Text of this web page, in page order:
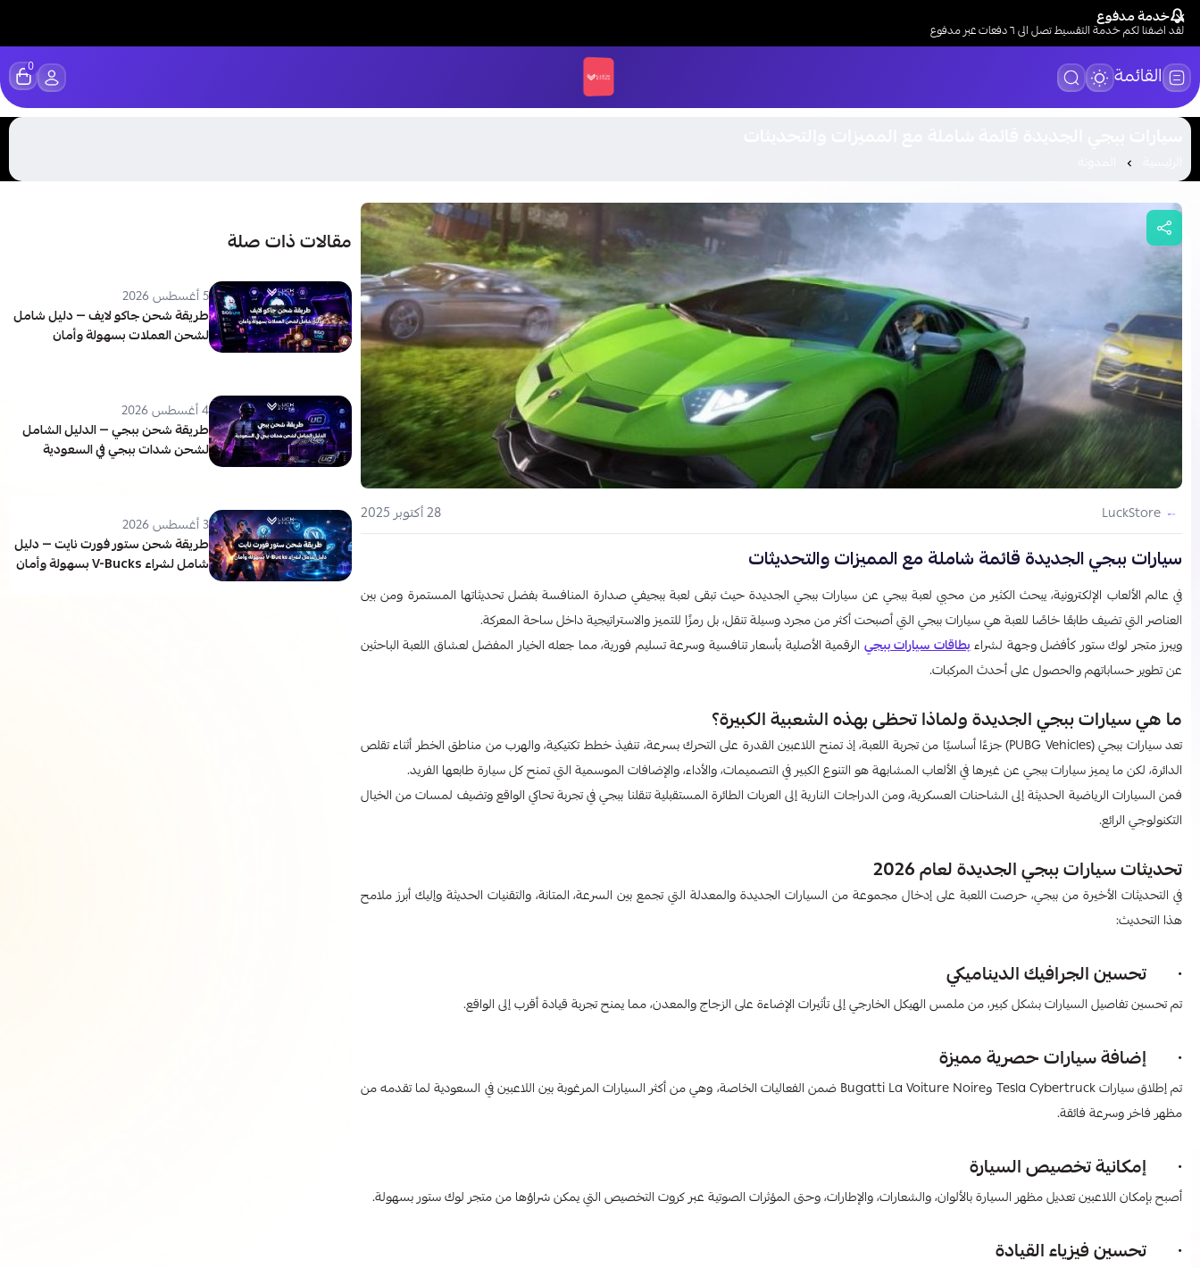
خدمة مدفوع
لقد اضفنا لكم خدمة التقسيط تصل الى ٦ دفعات عبر مدفوع
القائمة LUCK STORE
0
LuckStore 28 أكتوبر 2025
سيارات ببجي الجديدة قائمة شاملة مع المميزات والتحديثات
في عالم الألعاب الإلكترونية، يبحث الكثير من محبي لعبة ببجي عن سيارات ببجي الجديدة حيث تبقى لعبة ببجيفي صدارة المنافسة بفضل تحديثاتها المستمرة ومن بين
العناصر التي تضيف طابعًا خاصًا للعبة هي سيارات ببجي التي أصبحت أكثر من مجرد وسيلة تنقل، بل رمزًا للتميز والاستراتيجية داخل ساحة المعركة.
ويبرز متجر لوك ستور كأفضل وجهة لشراءبطاقات سيارات ببجي الرقمية الأصلية بأسعار تنافسية وسرعة تسليم فورية، مما جعله الخيار المفضل لعشاق اللعبة الباحثين
عن تطوير حساباتهم والحصول على أحدث المركبات.
ما هي سيارات ببجي الجديدة ولماذا تحظى بهذه الشعبية الكبيرة؟
تعد سيارات ببجي (PUBG Vehicles) جزءًا أساسيًا من تجربة اللعبة، إذ تمنح اللاعبين القدرة على التحرك بسرعة، تنفيذ خطط تكتيكية، والهرب من مناطق الخطر أثناء تقلص
الدائرة، لكن ما يميز سيارات ببجي عن غيرها في الألعاب المشابهة هو التنوع الكبير في التصميمات، والأداء، والإضافات الموسمية التي تمنح كل سيارة طابعها الفريد.
فمن السيارات الرياضية الحديثة إلى الشاحنات العسكرية، ومن الدراجات النارية إلى العربات الطائرة المستقبلية تنقلنا ببجي في تجربة تحاكي الواقع وتضيف لمسات من الخيال
التكنولوجي الرائع.
تحديثات سيارات ببجي الجديدة لعام 2026
في التحديثات الأخيرة من ببجي، حرصت اللعبة على إدخال مجموعة من السيارات الجديدة والمعدلة التي تجمع بين السرعة، المتانة، والتقنيات الحديثة وإليك أبرز ملامح
هذا التحديث:
· تحسين الجرافيك الديناميكي
تم تحسين تفاصيل السيارات بشكل كبير، من ملمس الهيكل الخارجي إلى تأثيرات الإضاءة على الزجاج والمعدن، مما يمنح تجربة قيادة أقرب إلى الواقع.
· إضافة سيارات حصرية مميزة
تم إطلاق سيارات Tesla Cybertruck وBugatti La Voiture Noire ضمن الفعاليات الخاصة، وهي من أكثر السيارات المرغوبة بين اللاعبين في السعودية لما تقدمه من
مظهر فاخر وسرعة فائقة.
· إمكانية تخصيص السيارة
أصبح بإمكان اللاعبين تعديل مظهر السيارة بالألوان، والشعارات، والإطارات، وحتى المؤثرات الصوتية عبر كروت التخصيص التي يمكن شراؤها من متجر لوك ستور بسهولة.
· تحسين فيزياء القيادة
مقالات ذات صلة
5 أغسطس 2026
طريقة شحن جاكو لايف — دليل شامل
لشحن العملات بسهولة وأمان
4 أغسطس 2026
طريقة شحن ببجي — الدليل الشامل
لشحن شدات ببجي في السعودية
3 أغسطس 2026
طريقة شحن ستور فورت نايت — دليل
شامل لشراء V-Bucks بسهولة وأمان